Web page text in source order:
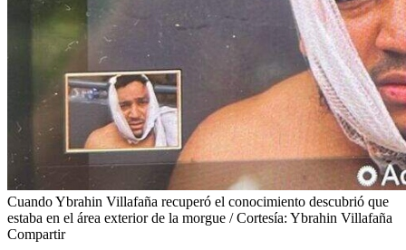
Cuando Ybrahin Villafaña recuperó el conocimiento descubrió que
estaba en el área exterior de la morgue / Cortesía: Ybrahin Villafaña
Compartir